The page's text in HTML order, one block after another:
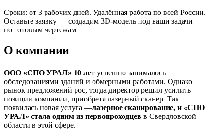
Сроки: от 3 рабочих дней. Удалённая работа по всей России.
Оставьте заявку — создадим 3D-модель под ваши задачи
по готовым чертежам.
О компании
ООО «СПО УРАЛ» 10 лет успешно занималось
обследованиями зданий и обмерными работами. Однако
рынок предложений рос, тогда директор решил усилить
позиции компании, приобретя лазерный сканер. Так
появилась новая услуга —лазерное сканирование, и «СПО
УРАЛ» стала одним из первопроходцев в Свердловской
области в этой сфере.